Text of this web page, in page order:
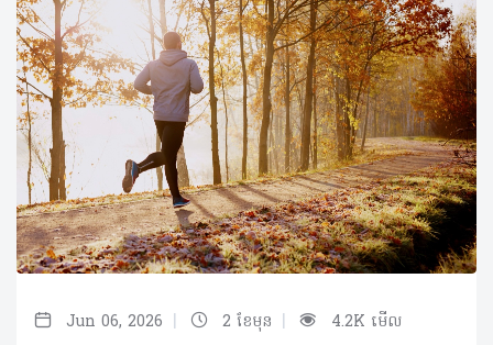
Jun 06, 2026 | 2 ខែមុន | 4.2K មើល